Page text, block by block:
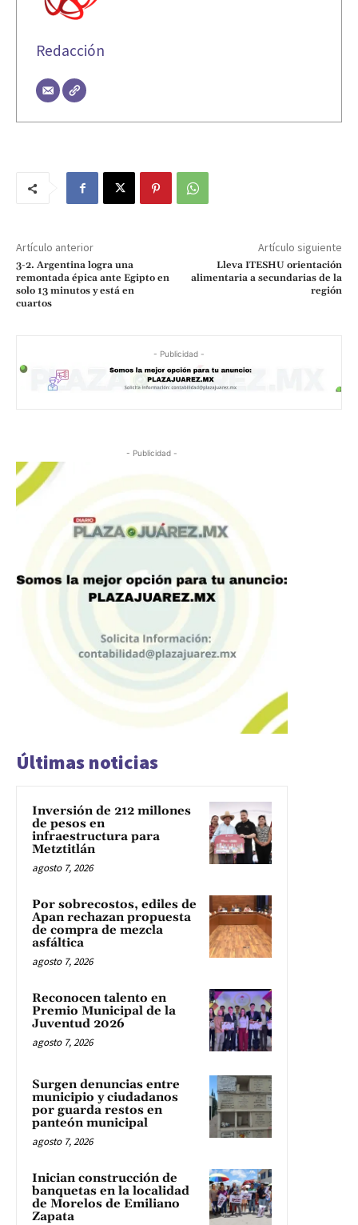
Redacción
Artículo anterior
3-2. Argentina logra una
remontada épica ante Egipto en
solo 13 minutos y está en
cuartos
Artículo siguiente
Lleva ITESHU orientación
alimentaria a secundarias de la
región
- Publicidad -
- Publicidad -
Últimas noticias
Inversión de 212 millones
de pesos en
infraestructura para
Metztitlán
agosto 7, 2026
Por sobrecostos, ediles de
Apan rechazan propuesta
de compra de mezcla
asfáltica
agosto 7, 2026
Reconocen talento en
Premio Municipal de la
Juventud 2026
agosto 7, 2026
Surgen denuncias entre
municipio y ciudadanos
por guarda restos en
panteón municipal
agosto 7, 2026
Inician construcción de
banquetas en la localidad
de Morelos de Emiliano
Zapata